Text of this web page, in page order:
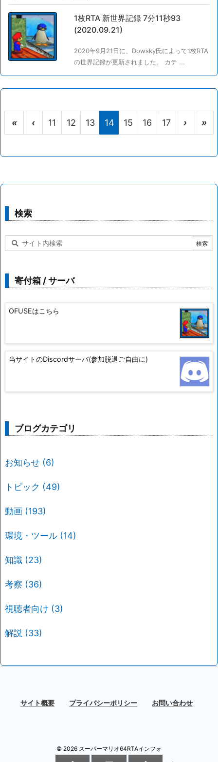
1枚RTA 新世界記録 7分11秒93
(2020.09.21)
2020年9月21日に、Dowsky氏によって1枚RTA
の世界記録が更新されました。 カテ ...
« ‹ 11 12 13 14 15 16 17 › »
検索
寄付箱 / サーバ
OFUSEはこちら
当サイトのDiscordサーバ(参加脱退ご自由に)
ブログカテゴリ
お知らせ (6)
トピック (49)
動画 (193)
環境・ツール (14)
知識 (23)
考察 (36)
視聴者向け (3)
解説 (33)
サイト概要 プライバシーポリシー お問い合わせ
© 2026 スーパーマリオ64RTAインフォ